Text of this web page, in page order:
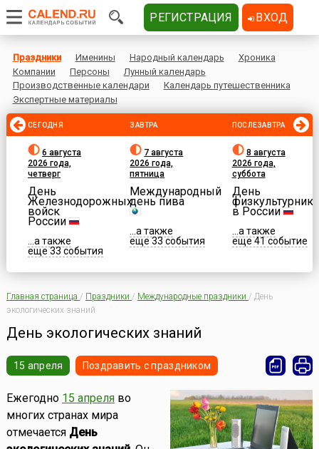
Праздники Именины Народный календарь
Хроника
Компании
Персоны
Лунный календарь
Производственные календари
Календарь путешественника
Экспертные материалы
СЕГОДНЯ
6 августа
2026 года,
четверг
День
Железнодорожных
войск
России
...а также
еще 33 события
ЗАВТРА
7 августа
2026 года,
пятница
Международный
день пива
...а также
еще 33 события
ПОСЛЕЗАВТРА
8 августа
2026 года,
суббота
День
физкультурника
в России
...а также
еще 41 событие
Главная страница / Праздники / Международные праздники / День
экологических знаний
День экологических знаний
15 апреля Поздравить с праздником
Ежегодно 15 апреляво
многих странах мира
отмечается День
РЕГИСТРАЦИЯ ВХОД